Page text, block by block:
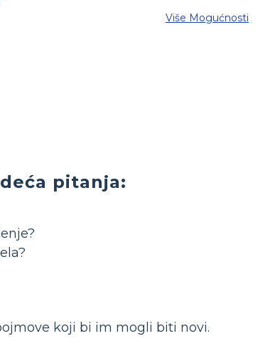
Više Mogućnosti
pitanja:
koji bi im mogli biti novi.